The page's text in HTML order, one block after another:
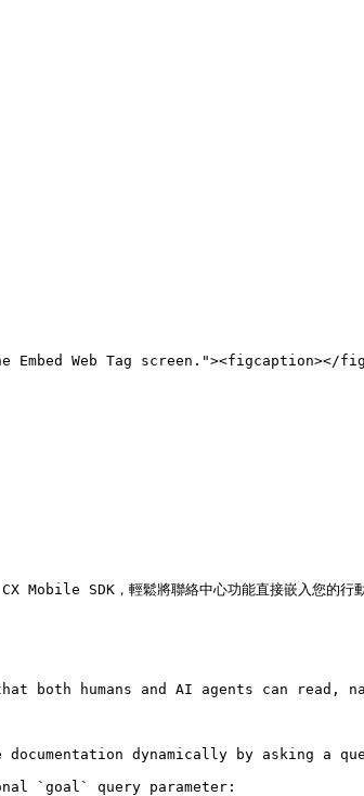
Embed Web Tag screen."><figcaption></
SDK，輕鬆將聯絡中心功能直接嵌入您的行動
both humans and AI agents can read,
dynamically by asking a
`goal` query parameter: